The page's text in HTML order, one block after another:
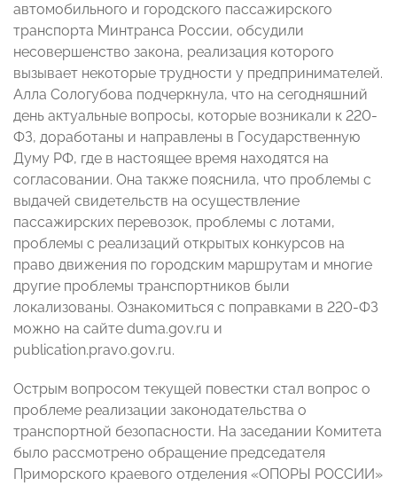
автомобильного и городского пассажирского
транспорта Минтранса России, обсудили
несовершенство закона, реализация которого
вызывает некоторые трудности у предпринимателей.
Алла Сологубова подчеркнула, что на сегодняшний
день актуальные вопросы, которые возникали к 220-
ФЗ, доработаны и направлены в Государственную
Думу РФ, где в настоящее время находятся на
согласовании. Она также пояснила, что проблемы с
выдачей свидетельств на осуществление
пассажирских перевозок, проблемы с лотами,
проблемы с реализаций открытых конкурсов на
право движения по городским маршрутам и многие
другие проблемы транспортников были
локализованы. Ознакомиться с поправками в 220-ФЗ
можно на сайте duma.gov.ru и
publication.pravo.gov.ru.
Острым вопросом текущей повестки стал вопрос о
проблеме реализации законодательства о
транспортной безопасности. На заседании Комитета
было рассмотрено обращение председателя
Приморского краевого отделения «ОПОРЫ РОССИИ»